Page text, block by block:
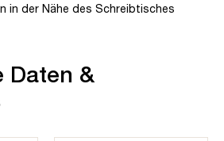
in der Nähe des Schreibtisches
Daten &